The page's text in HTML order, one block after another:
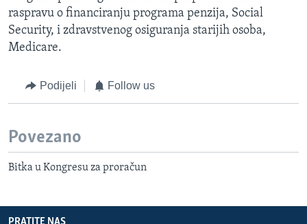
raspravu o financiranju programa penzija, Social
Security, i zdravstvenog osiguranja starijih osoba,
Medicare.
Podijeli Follow us
Povezano
Bitka u Kongresu za proračun